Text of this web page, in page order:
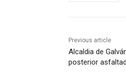
Previous article
Alcaldia de
posterior